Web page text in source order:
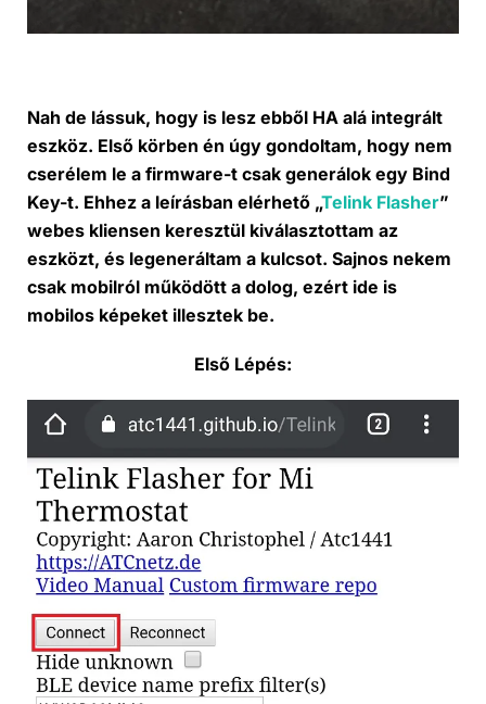
Nah de lássuk, hogy is lesz ebből HA alá integrált
eszköz. Első körben én úgy gondoltam, hogy nem
cserélem le a firmware-t csak generálok egy Bind
Key-t. Ehhez a leírásban elérhető „Telink Flasher”
webes kliensen keresztül kiválasztottam az
eszközt, és legeneráltam a kulcsot. Sajnos nekem
csak mobilról működött a dolog, ezért ide is
mobilos képeket illesztek be.
Első Lépés: